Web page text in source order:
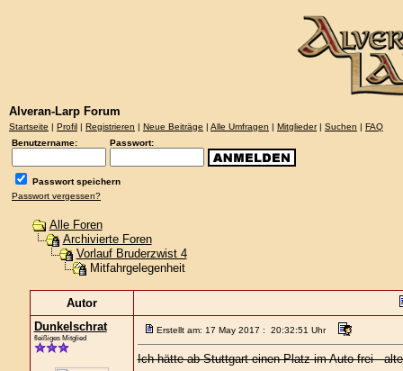
Alveran-Larp Forum
Startseite | Profil | Registrieren | Neue Beiträge | Alle Umfragen | Mitglieder| Suchen | FAQ
Benutzername:
Passwort:
Passwort speichern
Passwort vergessen?
Alle Foren
Archivierte Foren
Vorlauf Bruderzwist 4
Mitfahrgelegenheit
Autor
Dunkelschrat
fleißiges Mitglied
Erstellt am: 17 May 2017 : 20:32:51 Uhr
Ich hätte ab Stuttgart einen Platz im Auto frei -